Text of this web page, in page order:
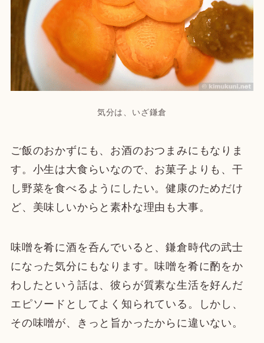
気分は、いざ鎌倉
ご飯のおかずにも、お酒のおつまみにもなりま
す。小生は大食らいなので、お菓子よりも、干
し野菜を食べるようにしたい。健康のためだけ
ど、美味しいからと素朴な理由も大事。
味噌を肴に酒を呑んでいると、鎌倉時代の武士
になった気分にもなります。味噌を肴に酌をか
わしたという話は、彼らが質素な生活を好んだ
エピソードとしてよく知られている。しかし、
その味噌が、きっと旨かったからに違いない。